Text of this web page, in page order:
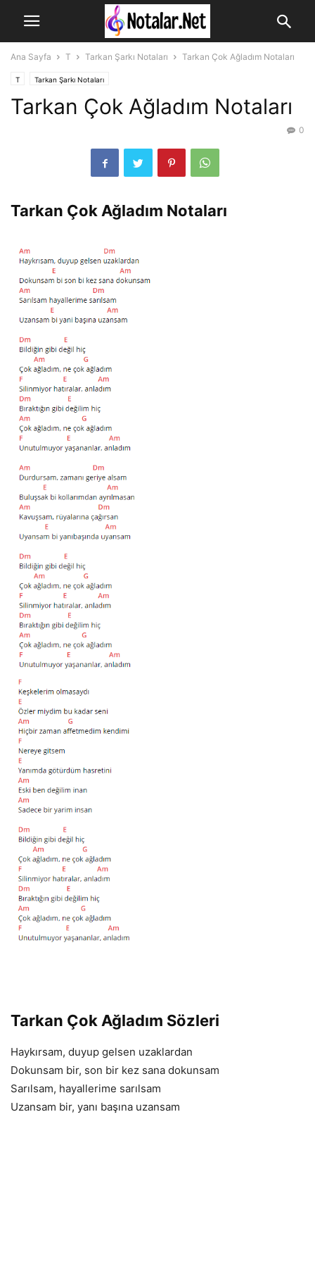
Ana Sayfa T Tarkan Şarkı Notaları Tarkan Çok Ağladım Notaları
T Tarkan Şarkı Notaları
Tarkan Çok Ağladım Notaları
0
Tarkan Çok Ağladım Notaları
Tarkan Çok Ağladım Sözleri
Haykırsam, duyup gelsen uzaklardan
Dokunsam bir, son bir kez sana dokunsam
Sarılsam, hayallerime sarılsam
Uzansam bir, yanı başına uzansam